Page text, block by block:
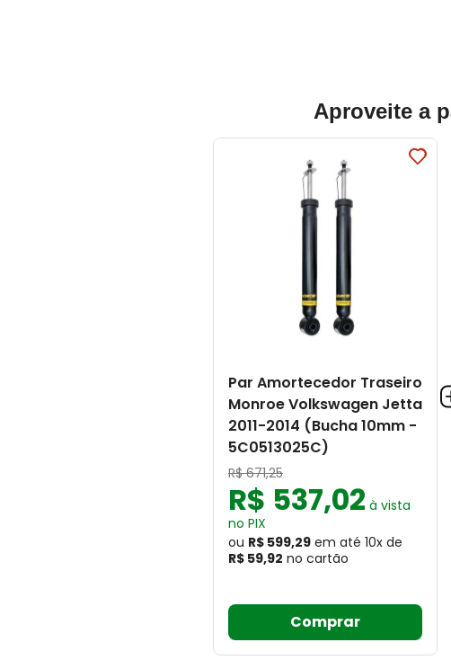
Aproveite a
Par Amortecedor Traseiro
Monroe Volkswagen Jetta
2011-2014 (Bucha 10mm -
5C0513025C)
R$ 671,25
R$ 537,02 à vista
no PIX
ou R$ 599,29 em até 10x de
R$ 59,92 no cartão
Comprar